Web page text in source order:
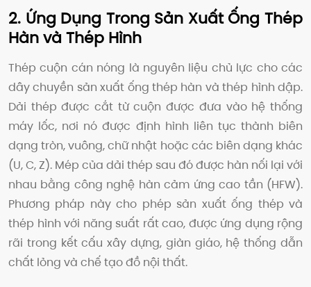
2. Ứng Dụng Trong Sản Xuất Ống Thép
Hàn và Thép Hình
Thép cuộn cán nóng là nguyên liệu chủ lực cho các
dây chuyền sản xuất ống thép hàn và thép hình dập.
Dải thép được cắt từ cuộn được đưa vào hệ thống
máy lốc, nơi nó được định hình liên tục thành biên
dạng tròn, vuông, chữ nhật hoặc các biên dạng khác
(U, C, Z). Mép của dải thép sau đó được hàn nối lại với
nhau bằng công nghệ hàn cảm ứng cao tần (HFW).
Phương pháp này cho phép sản xuất ống thép và
thép hình với năng suất rất cao, được ứng dụng rộng
rãi trong kết cấu xây dựng, giàn giáo, hệ thống dẫn
chất lỏng và chế tạo đồ nội thất.